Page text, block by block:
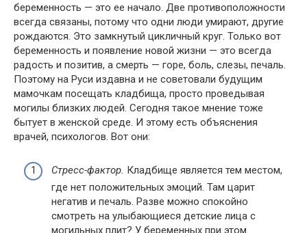
беременность — это ее начало. Две противоположности
всегда связаны, потому что одни люди умирают, другие
рождаются. Это замкнутый цикличный круг. Только вот
беременность и появление новой жизни — это всегда
радость и позитив, а смерть — горе, боль, слезы, печаль.
Поэтому на Руси издавна и не советовали будущим
мамочкам посещать кладбища, просто проведывая
могилы близких людей. Сегодня такое мнение тоже
бытует в женской среде. И этому есть объяснения
врачей, психологов. Вот они:
Стресс-фактор. Кладбище является тем местом,
где нет положительных эмоций. Там царит
негатив и печаль. Разве можно спокойно
смотреть на улыбающиеся детские лица с
могильных плит? У беременных при этом